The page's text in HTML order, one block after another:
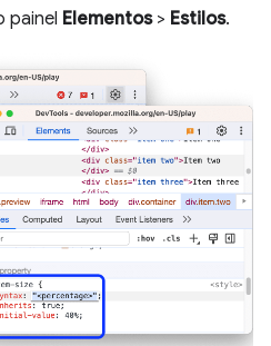
painel Elementos> Estilos.